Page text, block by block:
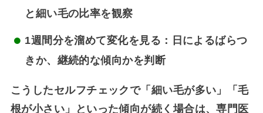
と細い毛の比率を観察
1週間分を溜めて変化を見る ：日によるばらつ
きか、継続的な傾向かを判断
こうしたセルフチェックで「細い毛が多い」「毛
根が小さい」といった傾向が続く場合は、専門医